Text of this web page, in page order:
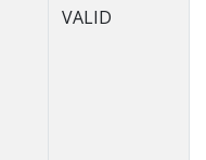
VALID